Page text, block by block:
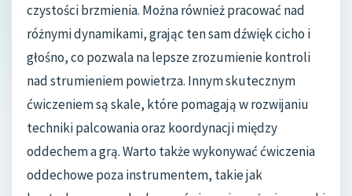
czystości brzmienia. Można również pracować nad
różnymi dynamikami, grając ten sam dźwięk cicho i
głośno, co pozwala na lepsze zrozumienie kontroli
nad strumieniem powietrza. Innym skutecznym
ćwiczeniem są skale, które pomagają w rozwijaniu
techniki palcowania oraz koordynacji między
oddechem a grą. Warto także wykonywać ćwiczenia
oddechowe poza instrumentem, takie jak